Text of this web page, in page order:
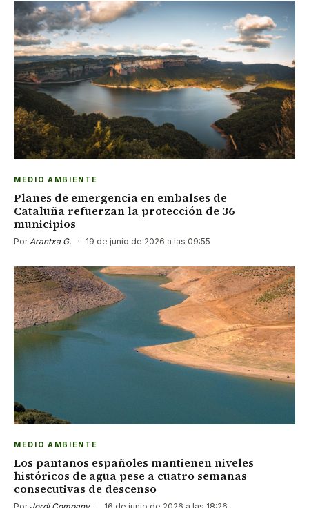
MEDIO AMBIENTE
Planes de emergencia en embalses de
Cataluña refuerzan la protección de 36
municipios
Por Arantxa G. · 19 de junio de 2026 a las 09:55
MEDIO AMBIENTE
Los pantanos españoles mantienen niveles
históricos de agua pese a cuatro semanas
consecutivas de descenso